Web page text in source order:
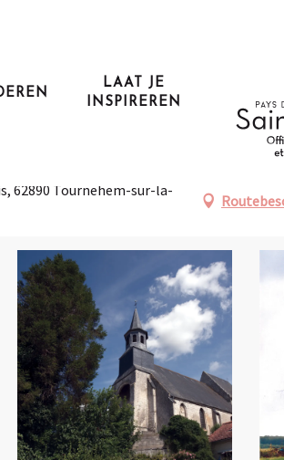
LAAT JE
INSPIREREN
62890 Tournehem-sur-la-